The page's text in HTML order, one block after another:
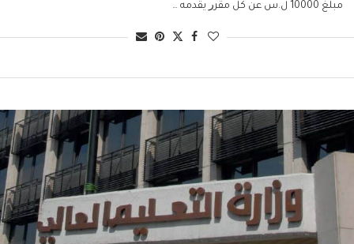
مبلغ 10000 ل.س ﻋﻦ ﻛﻞ ﻣﻘﺮﺭ ﻳﻘﺪﻣﻪ …